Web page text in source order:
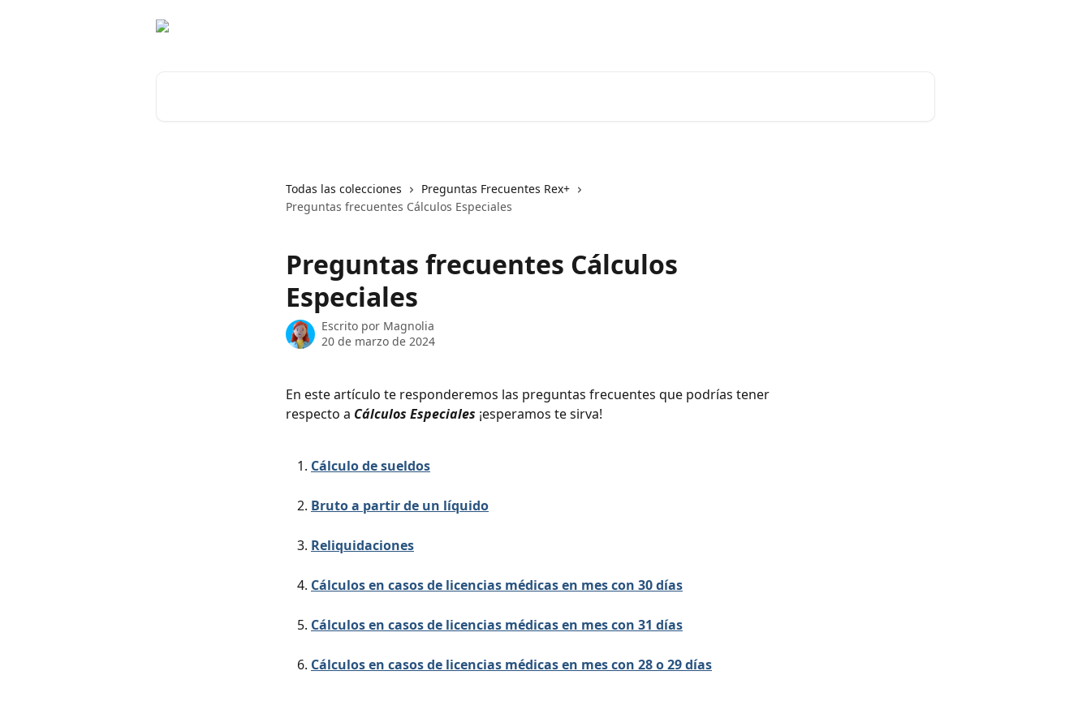
Todas las colecciones
Preguntas Frecuentes Rex+
Preguntas frecuentes Cálculos Especiales
Preguntas frecuentes Cálculos
Especiales
Escrito por Magnolia
20 de marzo de 2024
En este artículo te responderemos las preguntas frecuentes que podrías tener
respecto a Cálculos Especiales ¡esperamos te sirva!
Cálculo de sueldos
Bruto a partir de un líquido
Reliquidaciones
Cálculos en casos de licencias médicas en mes con 30 días
Cálculos en casos de licencias médicas en mes con 31 días
Cálculos en casos de licencias médicas en mes con 28 o 29 días